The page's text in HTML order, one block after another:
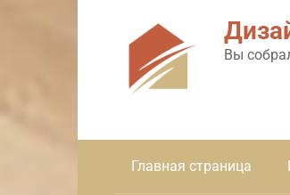
Вы
Главная страница